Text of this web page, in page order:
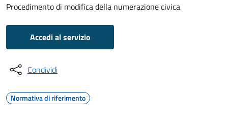
Procedimento di modifica della numerazione civica
Accedi al servizio
Condividi
Normativa di riferimento